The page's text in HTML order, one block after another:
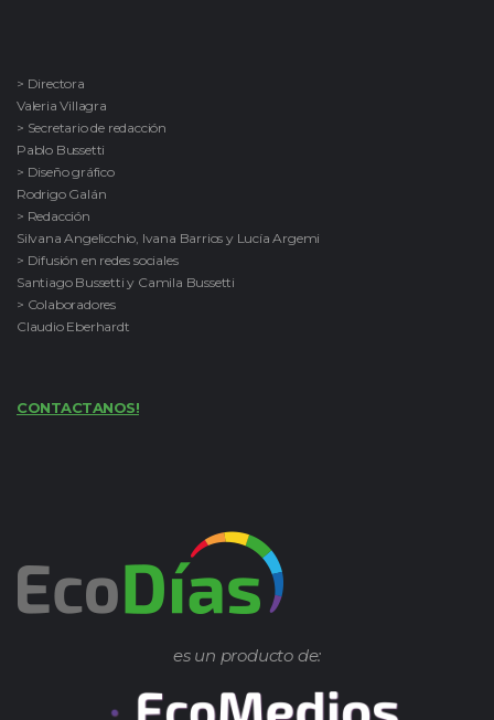
> Directora
Valeria Villagra
> Secretario de redacción
Pablo Bussetti
> Diseño gráfico
Rodrigo Galán
> Redacción
Silvana Angelicchio, Ivana Barrios y Lucía Argemi
> Difusión en redes sociales
Santiago Bussetti y Camila Bussetti
> Colaboradores
Claudio Eberhardt
CONTACTANOS!
es un producto de: